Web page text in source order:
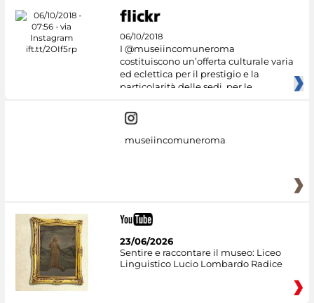
06/10/2018
I @museiincomuneroma
costituiscono un’offerta culturale varia
ed eclettica per il prestigio e la
particolarità delle sedi, per le
museiincomuneroma
23/06/2026
Sentire e raccontare il museo: Liceo
Linguistico Lucio Lombardo Radice